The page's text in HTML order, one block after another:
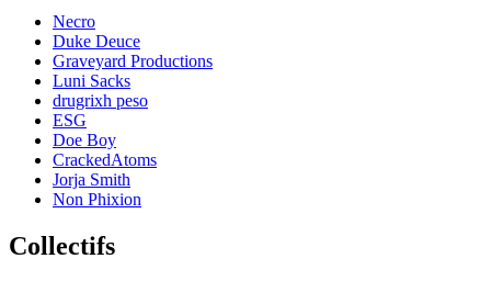
Necro
Duke Deuce
Graveyard Productions
Luni Sacks
drugrixh peso
ESG
Doe Boy
CrackedAtoms
Jorja Smith
Non Phixion
Collectifs